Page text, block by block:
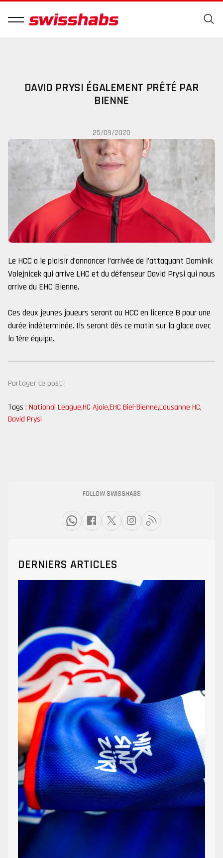
DAVID PRYSI ÉGALEMENT PRÊTÉ PAR
BIENNE
25/09/2020
Le HCC a le plaisir d’annoncer l’arrivée de l’attaquant Dominik
Volejnicek qui arrive LHC et du défenseur David Prysi qui nous
arrive du EHC Bienne.
Ces deux jeunes joueurs seront au HCC en licence B pour une
durée indéterminée. Ils seront dès ce matin sur la glace avec
la 1ère équipe.
Partager ce post :
Tags : National League,HC Ajoie,EHC Biel-Bienne,Lausanne HC,
David Prysi
FOLLOW SWISSHABS
DERNIERS ARTICLES